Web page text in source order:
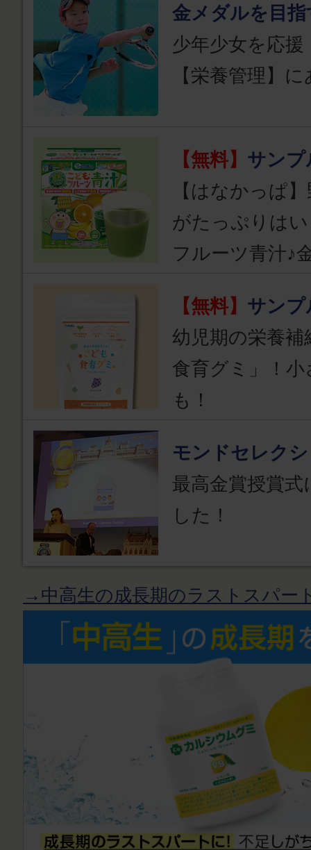
金メダルを目指
少年少女を応
【栄養管理】
【無料】 サンプ
【はなかっぱ
がたっぷりは
フルーツ青汁♪
【無料】 サンプ
幼児期の栄養
食育グミ」！
も！
モンドセレク
最高金賞授賞
した！
→中高生の成長期のラストスパー